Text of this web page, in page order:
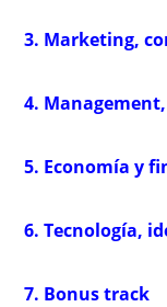
3. Marketing,
4.
5. Economía y
6. Tecnología,
7. Bonus track